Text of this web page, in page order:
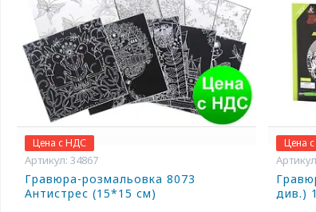
Цена с НДС
34867
Гравюра-розмальовка 8073
Антистрес (15*15 см)
Цена
див.)